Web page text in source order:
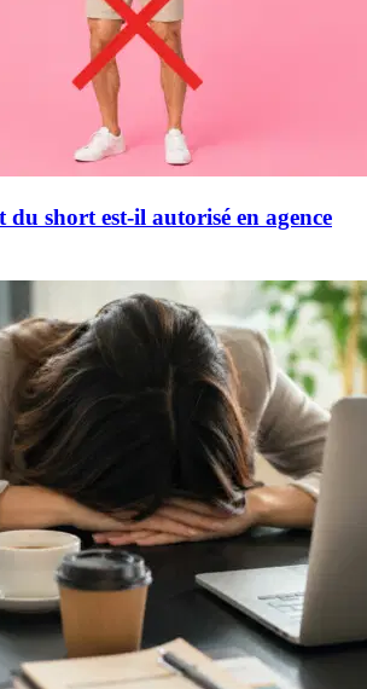
short est-il autorisé en agence